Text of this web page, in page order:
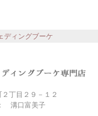
ディングブーケ
丁目２９－１２
溝口富美子